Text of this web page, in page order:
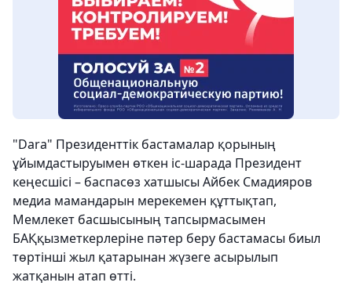
"Dara" Президенттік бастамалар қорының
ұйымдастыруымен өткен іс-шарада Президент
кеңесшісі – баспасөз хатшысы Айбек Смадияров
медиа мамандарын мерекемен құттықтап,
Мемлекет басшысының тапсырмасымен
БАҚқызметкерлеріне пәтер беру бастамасы биыл
төртінші жыл қатарынан жүзеге асырылып
жатқанын атап өтті.